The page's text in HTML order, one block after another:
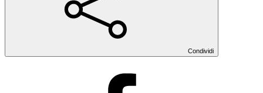
Condividi